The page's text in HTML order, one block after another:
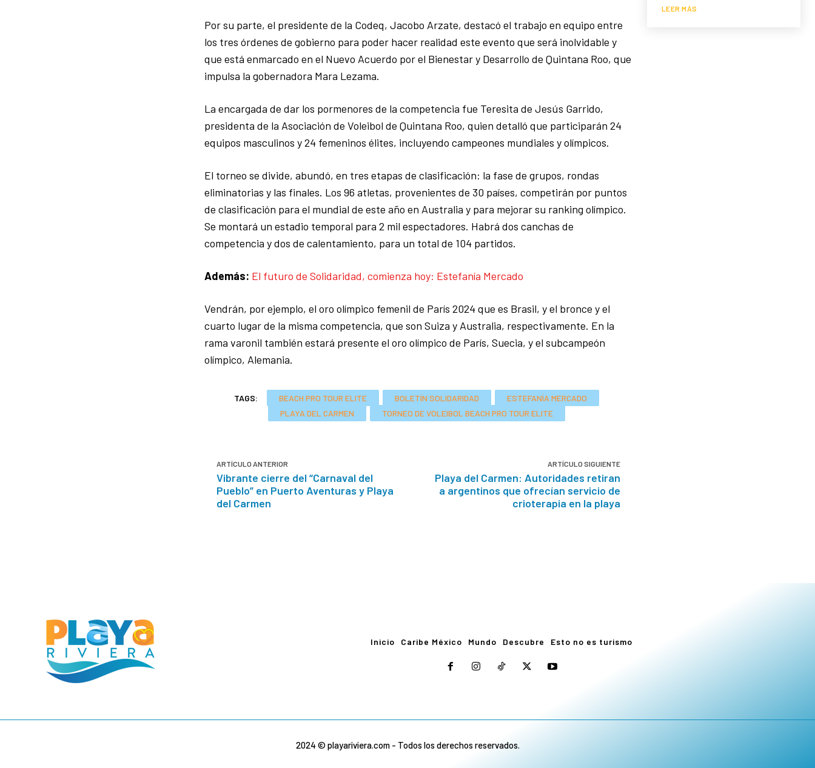
Por su parte, el presidente de la Codeq, Jacobo Arzate, destacó el trabajo en equipo entre
los tres órdenes de gobierno para poder hacer realidad este evento que será inolvidable y
que está enmarcado en el Nuevo Acuerdo por el Bienestar y Desarrollo de Quintana Roo, que
impulsa la gobernadora Mara Lezama.
La encargada de dar los pormenores de la competencia fue Teresita de Jesús Garrido,
presidenta de la Asociación de Voleibol de Quintana Roo, quien detalló que participarán 24
equipos masculinos y 24 femeninos élites, incluyendo campeones mundiales y olímpicos.
El torneo se divide, abundó, en tres etapas de clasificación: la fase de grupos, rondas
eliminatorias y las finales. Los 96 atletas, provenientes de 30 países, competirán por puntos
de clasificación para el mundial de este año en Australia y para mejorar su ranking olímpico.
Se montará un estadio temporal para 2 mil espectadores. Habrá dos canchas de
competencia y dos de calentamiento, para un total de 104 partidos.
Además: El futuro de Solidaridad, comienza hoy: Estefanía Mercado
Vendrán, por ejemplo, el oro olímpico femenil de París 2024 que es Brasil, y el bronce y el
cuarto lugar de la misma competencia, que son Suiza y Australia, respectivamente. En la
rama varonil también estará presente el oro olímpico de París, Suecia, y el subcampeón
olímpico, Alemania.
TAGS: BEACH PRO TOUR ELITE BOLETÍN SOLIDARIDAD
ESTEFANÍA MERCADO
PLAYA DEL CARMEN
TORNEO DE VOLEIBOL BEACH PRO TOUR ELITE
ARTÍCULO ANTERIOR
Vibrante cierre del “Carnaval del
Pueblo” en Puerto Aventuras y Playa
del Carmen
ARTÍCULO SIGUIENTE
Playa del Carmen: Autoridades retiran
a argentinos que ofrecían servicio de
crioterapia en la playa
LEER MÁS
Inicio Caribe México Mundo Descubre Esto no es turismo
2024 © playariviera.com - Todos los derechos reservados.